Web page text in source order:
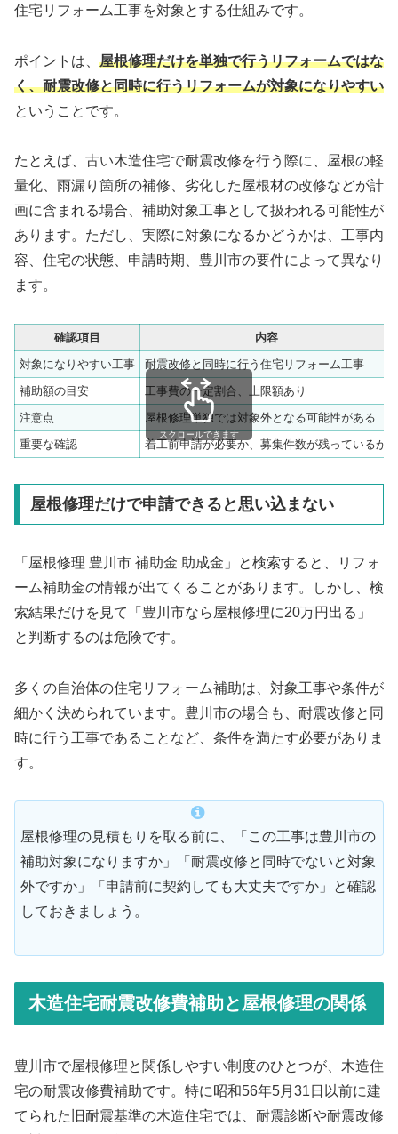
住宅リフォーム工事を対象とする仕組みです。
ポイントは、 屋根修理だけを単独で行うリフォームではな
く、耐震改修と同時に行うリフォームが対象になりやすい
ということです。
たとえば、古い木造住宅で耐震改修を行う際に、屋根の軽
量化、雨漏り箇所の補修、劣化した屋根材の改修などが計
画に含まれる場合、補助対象工事として扱われる可能性が
あります。ただし、実際に対象になるかどうかは、工事内
容、住宅の状態、申請時期、豊川市の要件によって異なり
ます。
確認項目
内容
対象になりやすい工事
耐震改修と同時に行う住宅リフォーム工事
補助額の目安
工事費の一定割合、上限額あり
注意点
屋根修理単独では対象外となる可能性がある
重要な確認
着工前申請が必要か、募集件数が残っているか
スクロールできます
屋根修理だけで申請できると思い込まない
「屋根修理 豊川市 補助金 助成金」と検索すると、リフォ
ーム補助金の情報が出てくることがあります。しかし、検
索結果だけを見て「豊川市なら屋根修理に20万円出る」
と判断するのは危険です。
多くの自治体の住宅リフォーム補助は、対象工事や条件が
細かく決められています。豊川市の場合も、耐震改修と同
時に行う工事であることなど、条件を満たす必要がありま
す。
屋根修理の見積もりを取る前に、「この工事は豊川市の
補助対象になりますか」「耐震改修と同時でないと対象
外ですか」「申請前に契約しても大丈夫ですか」と確認
しておきましょう。
木造住宅耐震改修費補助と屋根修理の関係
豊川市で屋根修理と関係しやすい制度のひとつが、木造住
宅の耐震改修費補助です。特に昭和56年5月31日以前に建
てられた旧耐震基準の木造住宅では、耐震診断や耐震改修